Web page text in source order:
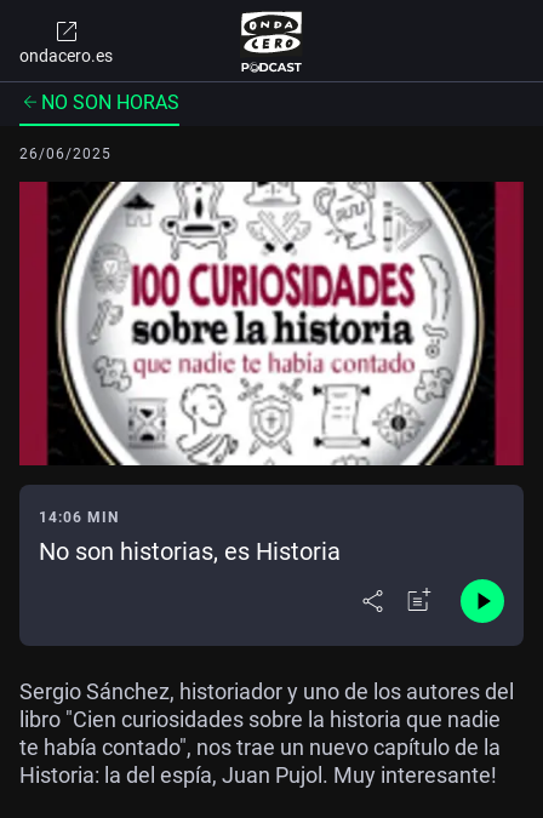
ondacero.es
NO SON HORAS
26/06/2025
14:06 MIN
No son historias, es Historia
Sergio Sánchez, historiador y uno de los autores del
libro "Cien curiosidades sobre la historia que nadie
te había contado", nos trae un nuevo capítulo de la
Historia: la del espía, Juan Pujol. Muy interesante!